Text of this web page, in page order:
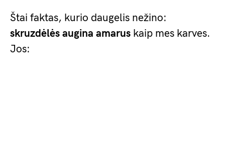
Štai faktas, kurio daugelis nežino:
skruzdėlės augina amarus kaip mes karves.
Jos: